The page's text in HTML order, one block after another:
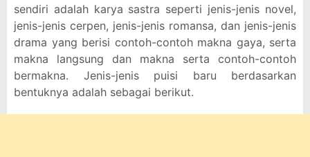
sendiri adalah karya sastra seperti jenis-jenis novel,
jenis-jenis cerpen, jenis-jenis romansa, dan jenis-jenis
drama yang berisi contoh-contoh makna gaya, serta
makna langsung dan makna serta contoh-contoh
bermakna. Jenis-jenis puisi baru berdasarkan
bentuknya adalah sebagai berikut.